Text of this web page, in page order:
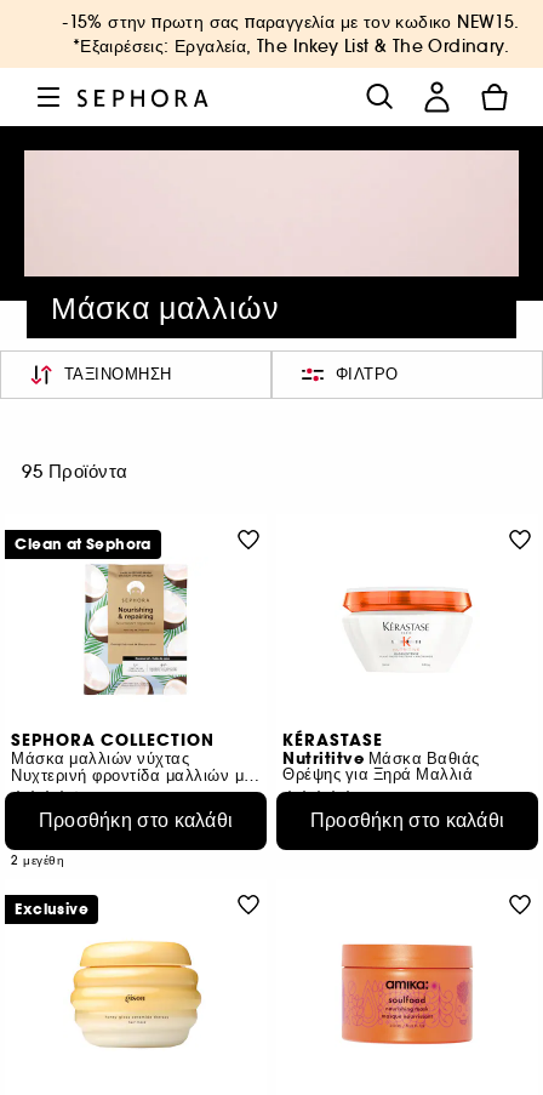
-15% στην πρωτη σας παραγγελία με τον κωδικο NEW15.
*Εξαιρέσεις: Εργαλεία, The Inkey List & The Ordinary.
Μάσκα μαλλιών
ΤΑΞΙΝΌΜΗΣΗ ΦΊΛΤΡΟ
95 Προϊόντα
SEPHORA COLLECTION
Μάσκα μαλλιών νύχτας
Νυχτερινή φροντίδα μαλλιών μάσκα κρέμα + σκουφάκι
121
€ 5,99
2 μεγέθη
Προσθήκη στο καλάθι
Clean at Sephora
KÉRASTASE
Nutrititve Μάσκα Βαθιάς
Θρέψης για Ξηρά Μαλλιά
535
€ 46,95
Προσθήκη στο καλάθι
Exclusive